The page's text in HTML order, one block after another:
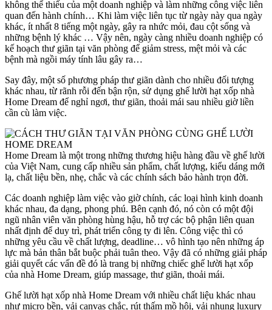
không thể thiếu của một doanh nghiệp và làm những công việc liên
quan đến hành chính… Khi làm việc liên tục từ ngày này qua ngày
khác, ít nhất 8 tiếng một ngày, gây ra nhức mỏi, đau cột sống và
những bệnh lý khác … Vậy nên, ngày càng nhiều doanh nghiệp có
kế hoạch thư giãn tại văn phòng để giảm stress, mệt mỏi và các
bệnh mà ngồi máy tính lâu gây ra…
Say đây, một số phương pháp thư giãn dành cho nhiều đối tượng
khác nhau, từ rãnh rỗi đến bận rộn, sử dụng ghế lười hạt xốp nhà
Home Dream để nghỉ ngơi, thư giãn, thoải mái sau nhiều giờ liền
cần cù làm việc.
Home Dream là một trong những thương hiệu hàng đầu về ghế lười
của Việt Nam, cung cấp nhiều sản phẩm, chất lượng, kiểu dáng mới
lạ, chất liệu bền, nhẹ, chắc và các chính sách bảo hành trọn đời.
Các doanh nghiệp làm việc vào giờ chính, các loại hình kinh doanh
khác nhau, đa dạng, phong phú. Bên cạnh đó, nó còn có một đội
ngũ nhân viên văn phòng hùng hậu, hỗ trợ các bộ phận liên quan
nhất định để duy trì, phát triển công ty đi lên. Công việc thì có
những yêu cầu về chất lượng, deadline… vô hình tạo nên những áp
lực mà bản thân bắt buộc phải tuân theo. Vậy đã có những giải pháp
giải quyết các vấn đề đó là trang bị những chiếc ghế lười hạt xốp
của nhà Home Dream, giúp massage, thư giãn, thoải mái.
Ghế lười hạt xốp nhà Home Dream với nhiều chất liệu khác nhau
như micro bền, vải canvas chắc, rút thấm mồ hôi, vải nhung luxury